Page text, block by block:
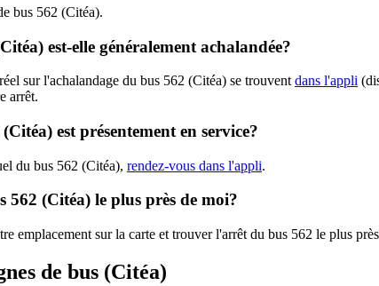
bus 562 (Citéa).
est-elle généralement achalandée?
sur l'achalandage du bus 562 (Citéa) se trouvent dans l'appli
arrêt.
est présentement en service?
du bus 562 (Citéa), rendez-vous dans l'appli.
562 (Citéa) le plus près de moi?
emplacement sur la carte et trouver l'arrêt du bus 562 le plus
de bus (Citéa)